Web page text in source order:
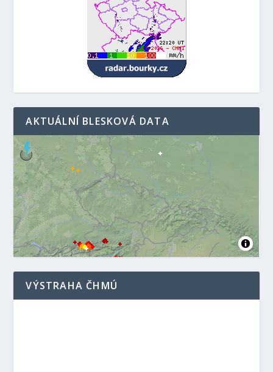
AKTUÁLNÍ BLESKOVÁ DATA
VÝSTRAHA ČHMÚ